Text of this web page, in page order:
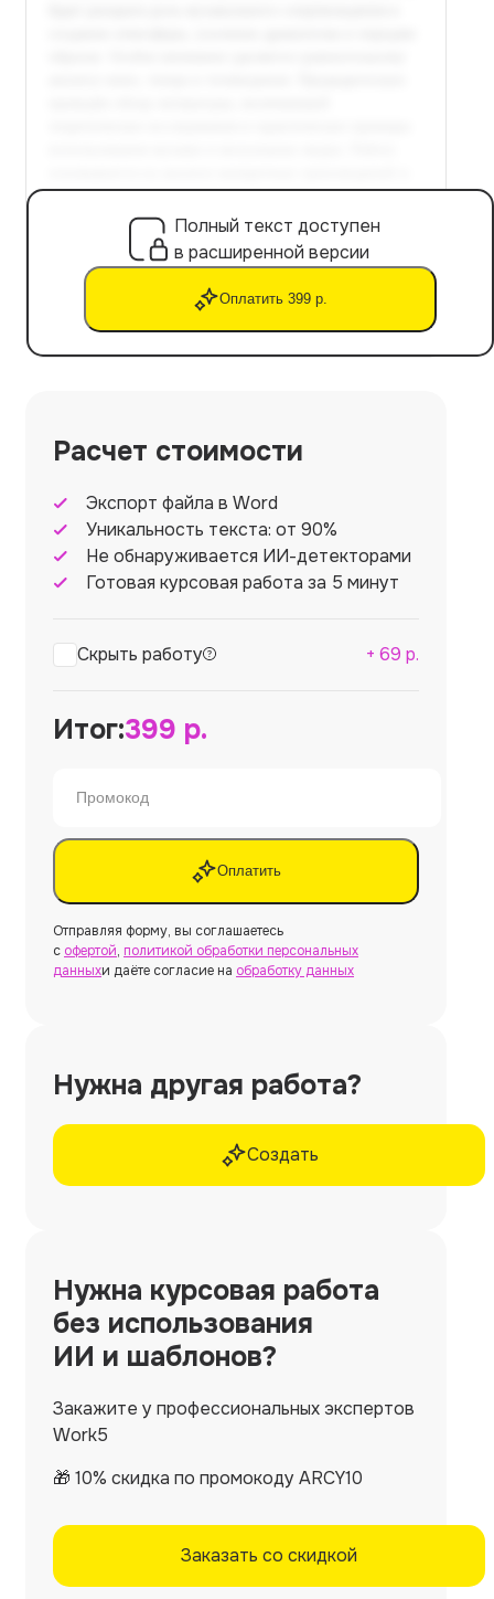
Полный текст доступен
в расширенной версии
Оплатить 399 р.
Расчет стоимости
Экспорт файла в Word
Уникальность текста: от 90%
Не обнаруживается ИИ-детекторами
Готовая курсовая работа за 5 минут
Скрыть работу + 69 р.
Итог:399 р.
Оплатить
Отправляя форму, вы соглашаетесь
с офертой, политикой обработки персональных
данныхи даёте согласие на обработку данных
Нужна другая работа?
Создать
Нужна курсовая работа
без использования
ИИ и шаблонов?
Закажите у профессиональных экспертов
Work5
🎁 10% скидка по промокоду ARCY10
Заказать со скидкой